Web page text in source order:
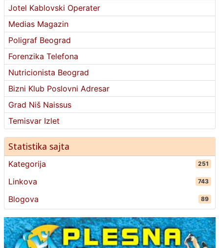
Jotel Kablovski Operater
Medias Magazin
Poligraf Beograd
Forenzika Telefona
Nutricionista Beograd
Bizni Klub Poslovni Adresar
Grad Niš Naissus
Temisvar Izlet
Statistika sajta
Kategorija 251
Linkova 743
Blogova 89